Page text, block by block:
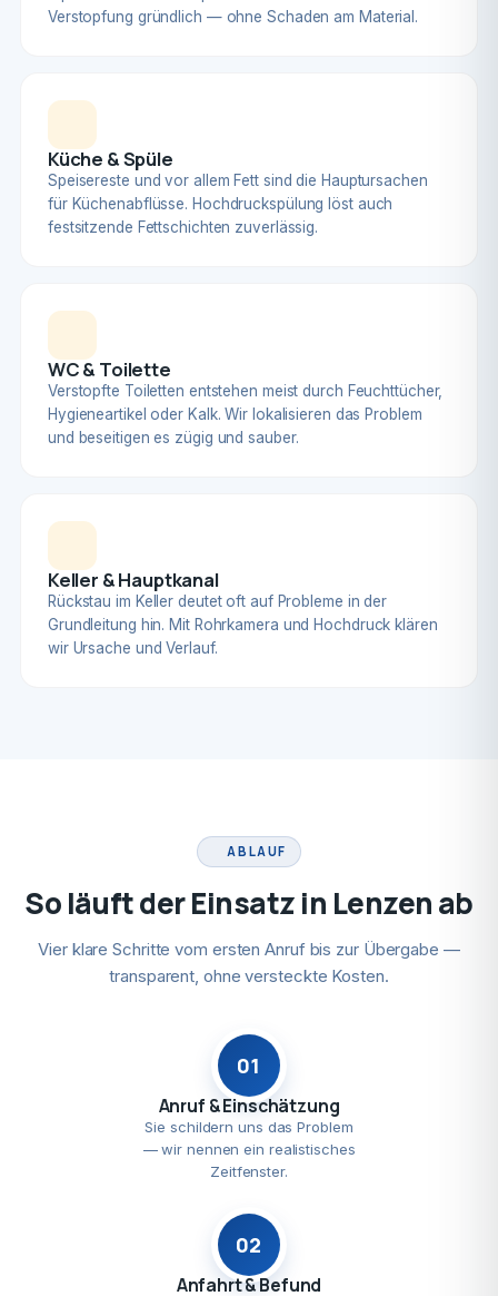
Verstopfung gründlich — ohne Schaden am Material.
Küche & Spüle
Speisereste und vor allem Fett sind die Hauptursachen
für Küchenabflüsse. Hochdruckspülung löst auch
festsitzende Fettschichten zuverlässig.
WC & Toilette
Verstopfte Toiletten entstehen meist durch Feuchttücher,
Hygieneartikel oder Kalk. Wir lokalisieren das Problem
und beseitigen es zügig und sauber.
Keller & Hauptkanal
Rückstau im Keller deutet oft auf Probleme in der
Grundleitung hin. Mit Rohrkamera und Hochdruck klären
wir Ursache und Verlauf.
ABLAUF
So läuft der Einsatz in Lenzen ab
Vier klare Schritte vom ersten Anruf bis zur Übergabe —
transparent, ohne versteckte Kosten.
01
Anruf & Einschätzung
Sie schildern uns das Problem
— wir nennen ein realistisches
Zeitfenster.
02
Anfahrt & Befund